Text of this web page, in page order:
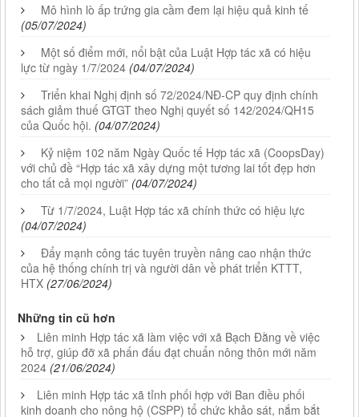
Mô hình lò ấp trứng gia cầm đem lại hiệu quả kinh tế
(05/07/2024)
Một số điểm mới, nổi bật của Luật Hợp tác xã có hiệu
lực từ ngày 1/7/2024 (04/07/2024)
Triển khai Nghị định số 72/2024/NĐ-CP quy định chính
sách giảm thuế GTGT theo Nghị quyết số 142/2024/QH15
của Quốc hội. (04/07/2024)
Kỷ niệm 102 năm Ngày Quốc tế Hợp tác xã (CoopsDay)
với chủ đề “Hợp tác xã xây dựng một tương lai tốt đẹp hơn
cho tất cả mọi người” (04/07/2024)
Từ 1/7/2024, Luật Hợp tác xã chính thức có hiệu lực
(04/07/2024)
Đẩy mạnh công tác tuyên truyền nâng cao nhận thức
của hệ thống chính trị và người dân về phát triển KTTT,
HTX (27/06/2024)
Những tin cũ hơn
Liên minh Hợp tác xã làm việc với xã Bạch Đằng về việc
hỗ trợ, giúp đỡ xã phấn đấu đạt chuẩn nông thôn mới năm
2024 (21/06/2024)
Liên minh Hợp tác xã tỉnh phối hợp với Ban điều phối
kinh doanh cho nông hộ (CSPP) tổ chức khảo sát, nắm bắt